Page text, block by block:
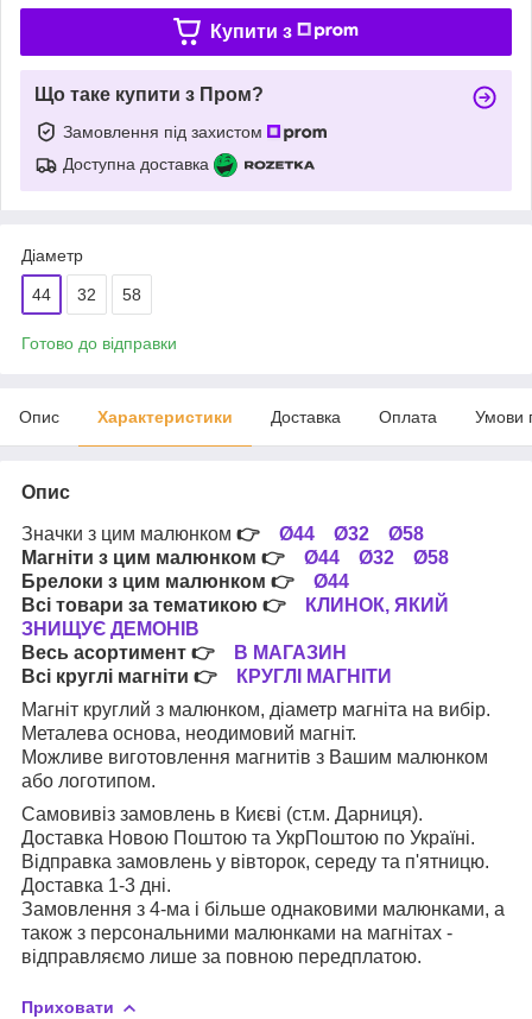
Купити з
Що таке купити з Пром?
Замовлення під захистом
Доступна доставка
Діаметр
44 32 58
Готово до відправки
Опис Характеристики Доставка Оплата Умови
Опис
Значки з цим малюнком 👉 Ø44 Ø32
Ø58
Магніти з цим малюнком 👉 Ø44 Ø32
Ø58
Брелоки з цим малюнком 👉 Ø44
Всі товари за тематикою 👉
КЛИНОК, ЯКИЙ
ЗНИЩУЄ ДЕМОНІВ
Весь асортимент 👉
В МАГАЗИН
Всі круглі магніти 👉
КРУГЛІ МАГНІТИ
Магніт круглий з малюнком, діаметр магніта на вибір.
Металева основа, неодимовий магніт.
Можливе виготовлення магнитів з Вашим малюнком
або логотипом.
Самовивіз замовлень в Києві (ст.м. Дарниця).
Доставка Новою Поштою та УкрПоштою по Україні.
Відправка замовлень у вівторок, середу та п'ятницю.
Доставка 1-3 дні.
Замовлення з 4-ма і більше однаковими малюнками, а
також з персональними малюнками на магнітах -
відправляємо лише за повною передплатою.
Приховати